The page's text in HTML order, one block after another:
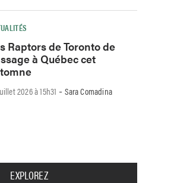
Raptors de Toronto de
à Québec cet
2026 à 15h31 -Sara Comadina
EXPLOREZ